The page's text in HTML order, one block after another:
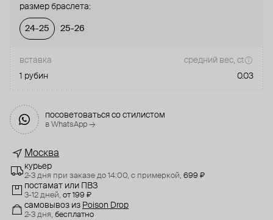
размер браслета:
24-25 25-26
вставка
средний вес, ct
1 рубин
0.03
посоветоваться со стилистом
в WhatsApp →
Москва
курьер
2-3 дня при заказе до 14:00, с примеркой, 699 ₽
постамат или ПВЗ
3-12 дней, от 199 ₽
самовывоз из Poison Drop
2-3 дня, бесплатно